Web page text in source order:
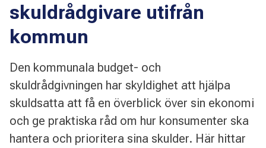
skuldrådgivare utifrån
kommun
Den kommunala budget- och
skuldrådgivningen har skyldighet att hjälpa
skuldsatta att få en överblick över sin ekonomi
och ge praktiska råd om hur konsumenter ska
hantera och prioritera sina skulder. Här hittar